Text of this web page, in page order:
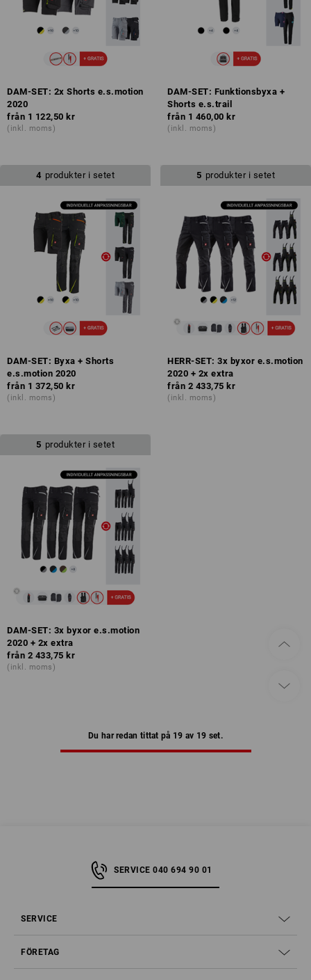
DAM-SET: 2x Shorts e.s.motion
2020
från 1 122,50 kr
(inkl. moms)
DAM-SET: Funktionsbyxa +
Shorts e.s.trail
från 1 460,00 kr
(inkl. moms)
4 produkter i setet
DAM-SET: Byxa + Shorts
e.s.motion 2020
från 1 372,50 kr
(inkl. moms)
5 produkter i setet
HERR-SET: 3x byxor e.s.motion
2020 + 2x extra
från 2 433,75 kr
(inkl. moms)
5 produkter i setet
DAM-SET: 3x byxor e.s.motion
2020 + 2x extra
från 2 433,75 kr
(inkl. moms)
Du har redan tittat på 19 av 19 set.
SERVICE 040 694 90 01
SERVICE
FÖRETAG